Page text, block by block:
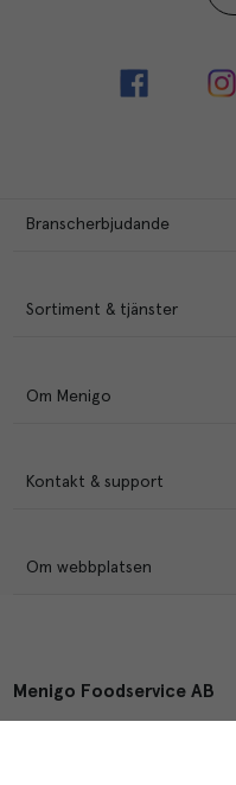
Branscherbjudande
Sortiment & tjänster
Om Menigo
Kontakt & support
Om webbplatsen
Menigo Foodservice AB